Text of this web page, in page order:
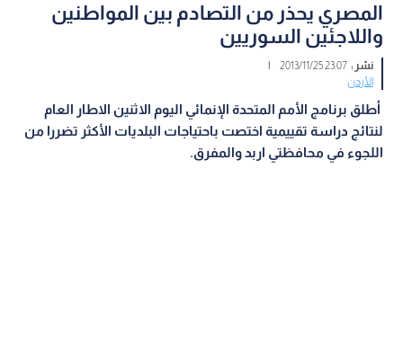
المصري يحذر من التصادم بين المواطنين
واللاجئين السوريين
نشر :23:07 2013/11/25
|
الأردن
أطلق برنامج الأمم المتحدة الإنمائي اليوم الاثنين الاطار العام
لنتائج دراسة تقييمية اختصت باحتياجات البلديات الأكثر تضررا من
اللجوء في محافظتي اربد والمفرق.